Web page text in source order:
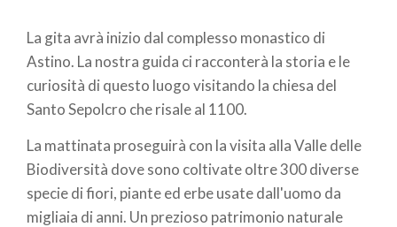
pane
La gita avrà inizio dal complesso monastico di
Astino. La nostra guida ci racconterà la storia e le
curiosità di questo luogo visitando la chiesa del
Santo Sepolcro che risale al 1100.
La mattinata proseguirà con la visita alla Valle delle
Biodiversità dove sono coltivate oltre 300 diverse
specie di fiori, piante ed erbe usate dall'uomo da
migliaia di anni. Un prezioso patrimonio naturale